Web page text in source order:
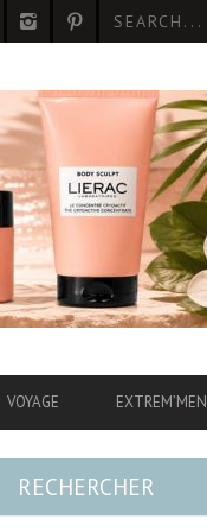
VOYAGE EXTREM’MEN
RECHERCHER